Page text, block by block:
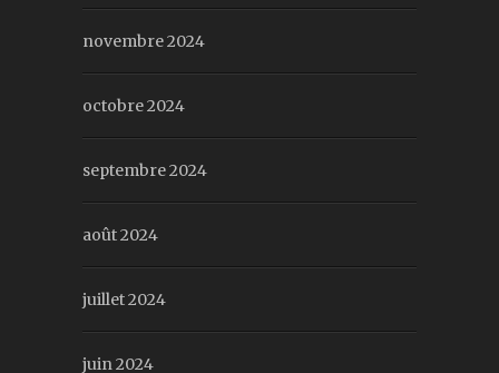
novembre 2024
octobre 2024
septembre 2024
août 2024
juillet 2024
juin 2024